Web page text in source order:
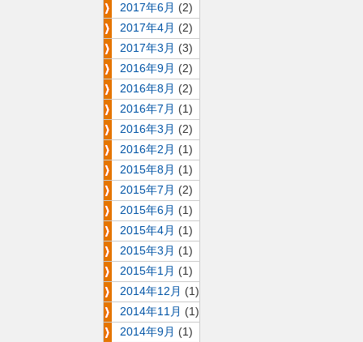
2017年6月 (2)
2017年4月 (2)
2017年3月 (3)
2016年9月 (2)
2016年8月 (2)
2016年7月 (1)
2016年3月 (2)
2016年2月 (1)
2015年8月 (1)
2015年7月 (2)
2015年6月 (1)
2015年4月 (1)
2015年3月 (1)
2015年1月 (1)
2014年12月 (1)
2014年11月 (1)
2014年9月 (1)